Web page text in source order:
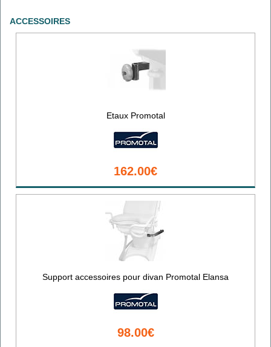
ACCESSOIRES
Etaux Promotal
162.00€
Support accessoires pour divan Promotal Elansa
98.00€